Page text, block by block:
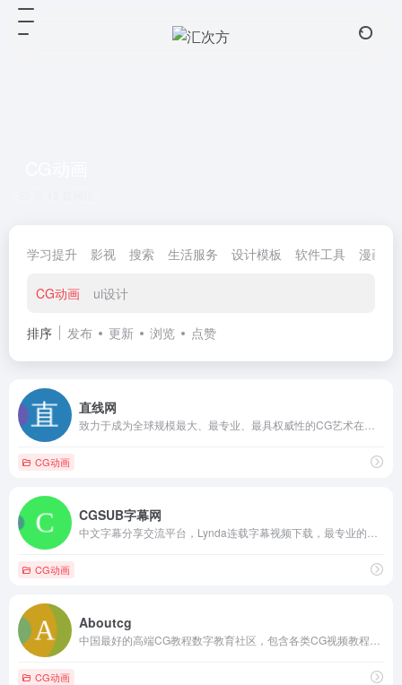
学习提升 影视 搜索 生活服务 设计模板 软件工具 漫画小
CG动画 ui设计
排序 发布 更新 浏览 点赞
直线网
CG动画
CGSUB字幕网
CG动画
Aboutcg
CG动画